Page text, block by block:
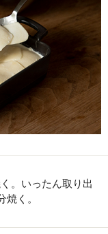
。いったん取り出
く。